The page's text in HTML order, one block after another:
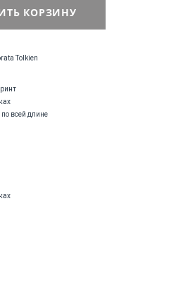
КОРЗИНУ
Tolkien
всей длине